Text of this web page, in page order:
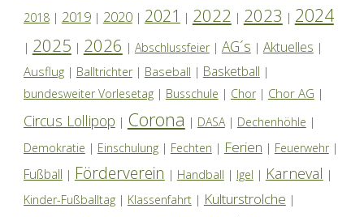
2018| 2019| 2020| 2021 | 2022 | 2023 | 2024
| 2025 | 2026 | Abschlussfeier| AG´s | Aktuelles |
Ausflug| Balltrichter| Baseball | Basketball |
bundesweiter Vorlesetag| Busschule | Chor| Chor AG |
Circus Lollipop | Corona | DASA| Dechenhöhle |
Demokratie | Einschulung| Fechten | Ferien | Feuerwehr|
Fußball | Förderverein | Handball | Igel | Karneval |
Kinder-Fußballtag| Klassenfahrt| Kulturstrolche |